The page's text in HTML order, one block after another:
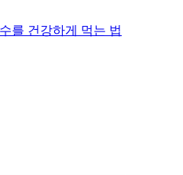
를 건강하게 먹는 법